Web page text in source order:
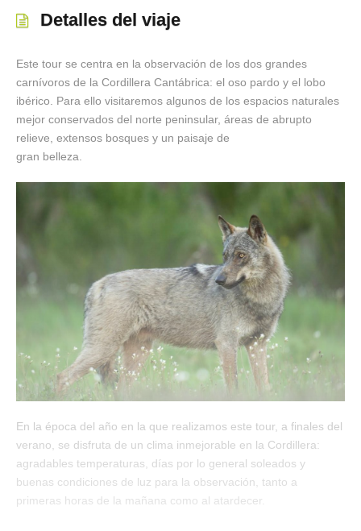
Detalles del viaje
Este tour se centra en la observación de los dos grandes
carnívoros de la Cordillera Cantábrica: el oso pardo y el lobo
ibérico. Para ello visitaremos algunos de los espacios naturales
mejor conservados del norte peninsular, áreas de abrupto
relieve, extensos bosques y un paisaje de
gran belleza.
En la época del año en la que realizamos este tour, a finales del
verano, se disfruta de un clima inmejorable en la Cordillera:
agradables temperaturas, días por lo general soleados y
buenas condiciones de luz para la observación, tanto a
primeras horas de la mañana como al atardecer.